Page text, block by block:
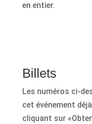
en entier.
Billets
Les numéros ci-
cet événement
cliquant sur